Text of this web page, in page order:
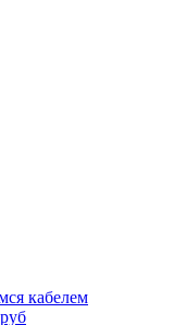
кабелем